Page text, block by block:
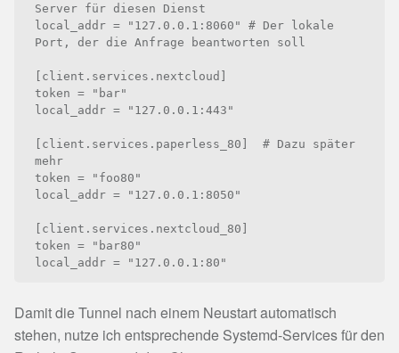
Server für diesen Dienst
local_addr = "127.0.0.1:8060" # Der lokale
Port, der die Anfrage beantworten soll
[client.services.nextcloud]
token = "bar"
local_addr = "127.0.0.1:443"
[client.services.paperless_80]  # Dazu später
mehr
token = "foo80"
local_addr = "127.0.0.1:8050"
[client.services.nextcloud_80]
token = "bar80"
Damit die Tunnel nach einem Neustart automatisch
stehen, nutze ich entsprechende Systemd-Services für den